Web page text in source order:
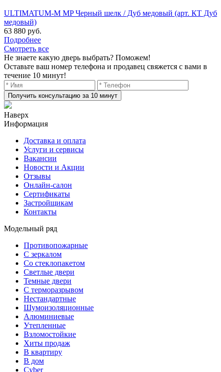
ULTIMATUM-M MP Черный шелк / Дуб медовый (арт. КТ Дуб
медовый)
63 880 руб.
Подробнее
Смотреть все
Не знаете какую дверь выбрать? Поможем!
Оставьте ваш номер телефона и продавец свяжется с вами в
течение 10 минут!
Получить консультацию за 10 минут
Наверх
Информация
Доставка и оплата
Услуги и сервисы
Вакансии
Новости и Акции
Отзывы
Онлайн-салон
Сертификаты
Застройщикам
Контакты
Модельный ряд
Противопожарные
С зеркалом
Со стеклопакетом
Светлые двери
Темные двери
С терморазрывом
Нестандартные
Шумоизоляционные
Алюминиевые
Утепленные
Взломостойкие
Хиты продаж
В квартиру
В дом
Cyber